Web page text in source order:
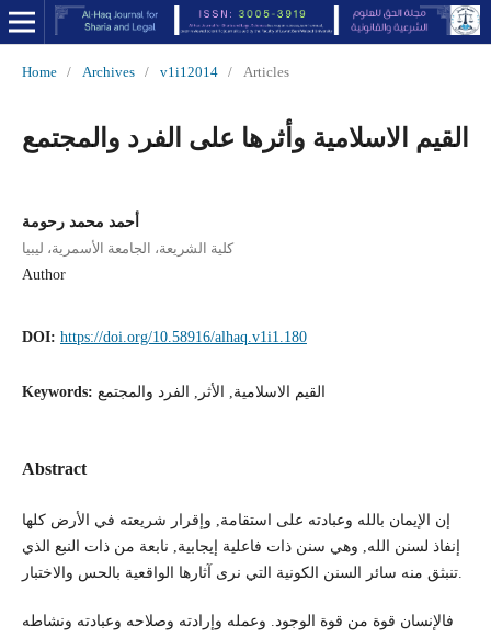
Home / Archives / v1i12014 / Articles
القيم الاسلامية وأثرها على الفرد والمجتمع
أحمد محمد رحومة
كلية الشريعة، الجامعة الأسمرية، ليبيا
Author
DOI: https://doi.org/10.58916/alhaq.v1i1.180
Keywords: القيم الاسلامية, الأثر, الفرد والمجتمع
Abstract
إن الإيمان بالله وعبادته على استقامة, وإقرار شريعته في الأرض كلها
إنفاذ لسنن الله, وهي سنن ذات فاعلية إيجابية, نابعة من ذات النبع الذي
تنبثق منه سائر السنن الكونية التي نرى آثارها الواقعية بالحس والاختبار.
فالإنسان قوة من قوة الوجود. وعمله وإرادته وصلاحه وعبادته ونشاطه